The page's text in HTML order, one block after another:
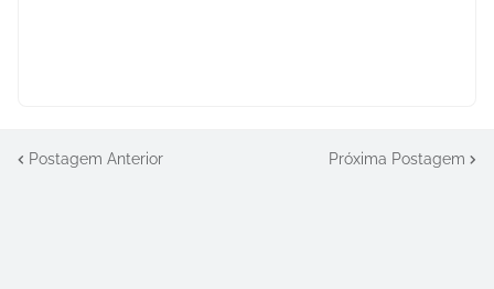
Postagem Anterior Próxima Postagem